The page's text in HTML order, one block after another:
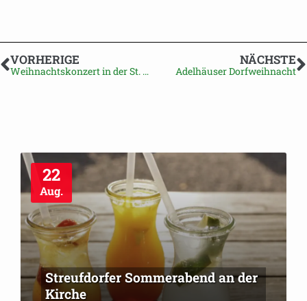
VORHERIGE
Weihnachtskonzert in der St. Marienkirche in Eishausen
NÄCHSTE
Adelhäuser Dorfweihnacht
22
Aug.
Streufdorfer Sommerabend an der
Kirche